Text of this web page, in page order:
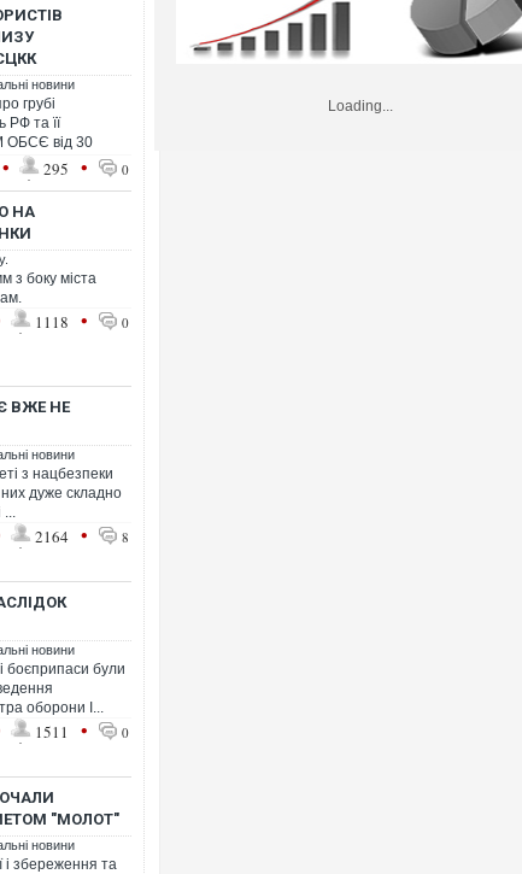
новини
грубі
РФ та її
ОБСЄ від 30
• 295 • 0
НА
з боку міста
1118 • 0
ВЖЕ НЕ
новини
з нацбезпеки
дуже складно
...
2164 • 8
новини
боєприпаси були
оборони І...
1511 • 0
"МОЛОТ"
новини
і збереження та
Loading...
Українські надзвичайники
під час ліквідації